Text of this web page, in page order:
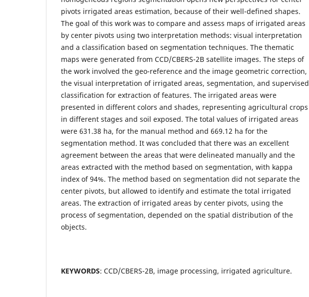
pivots irrigated areas estimation, because of their well-defined shapes.
The goal of this work was to compare and assess maps of irrigated areas
by center pivots using two interpretation methods: visual interpretation
and a classification based on segmentation techniques. The thematic
maps were generated from CCD/CBERS-2B satellite images. The steps of
the work involved the geo-reference and the image geometric correction,
the visual interpretation of irrigated areas, segmentation, and supervised
classification for extraction of features. The irrigated areas were
presented in different colors and shades, representing agricultural crops
in different stages and soil exposed. The total values of irrigated areas
were 631.38 ha, for the manual method and 669.12 ha for the
segmentation method. It was concluded that there was an excellent
agreement between the areas that were delineated manually and the
areas extracted with the method based on segmentation, with kappa
index of 94%. The method based on segmentation did not separate the
center pivots, but allowed to identify and estimate the total irrigated
areas. The extraction of irrigated areas by center pivots, using the
process of segmentation, depended on the spatial distribution of the
objects.
KEYWORDS: CCD/CBERS-2B, image processing, irrigated agriculture.